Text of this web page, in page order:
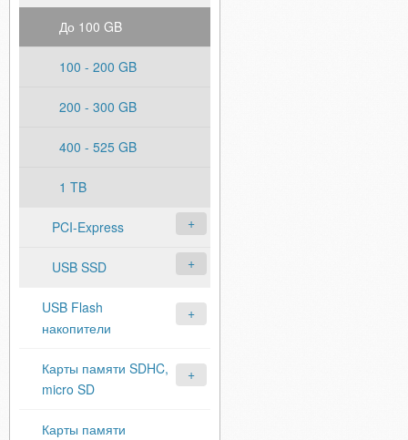
До 100 GB
100 - 200 GB
200 - 300 GB
400 - 525 GB
1 TB
PCI-Express
USB SSD
USB Flash
накопители
Карты памяти SDHC,
micro SD
Карты памяти